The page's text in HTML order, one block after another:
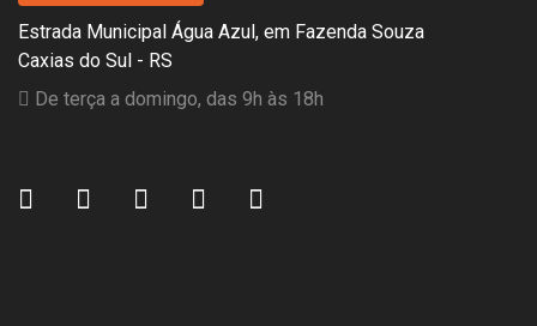
Estrada Municipal Água Azul, em Fazenda Souza
Caxias do Sul - RS
De terça a domingo, das 9h às 18h